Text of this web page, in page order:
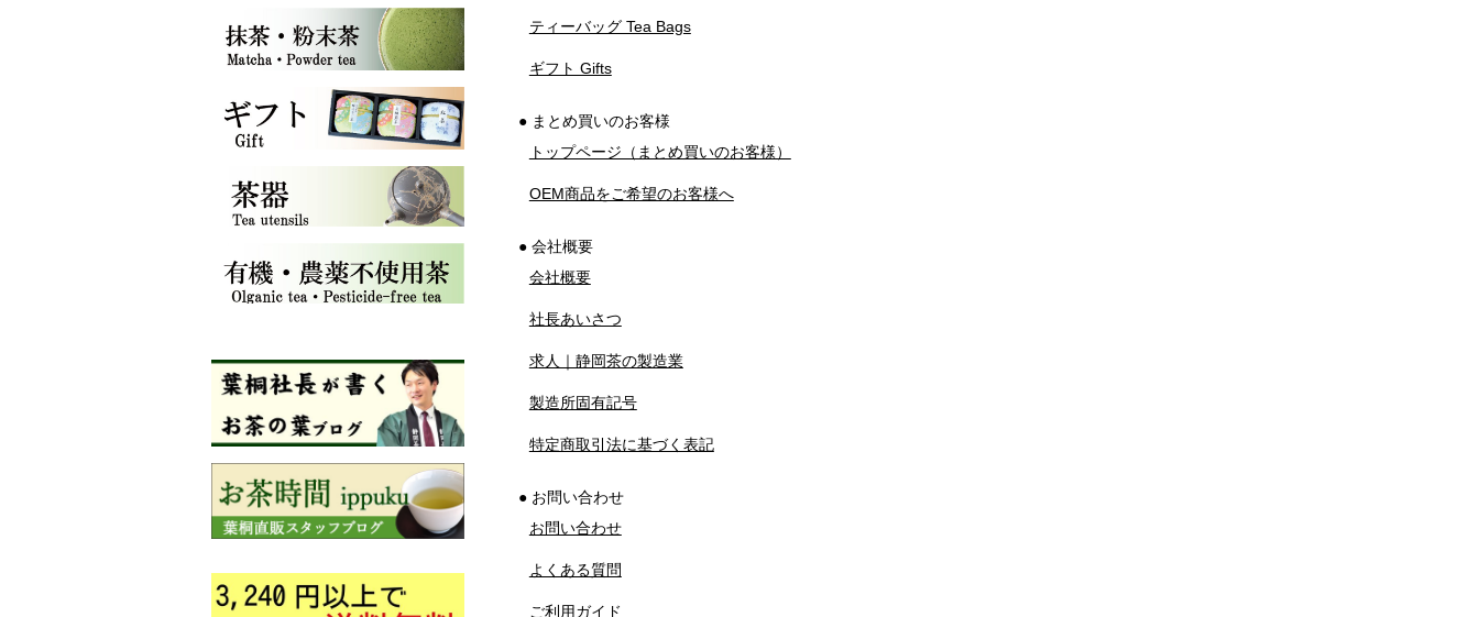
ティーバッグ Tea Bags
ギフト Gifts
● まとめ買いのお客様
トップページ（まとめ買いのお客様）
OEM商品をご希望のお客様へ
● 会社概要
会社概要
社長あいさつ
求人｜静岡茶の製造業
製造所固有記号
特定商取引法に基づく表記
● お問い合わせ
お問い合わせ
よくある質問
ご利用ガイド